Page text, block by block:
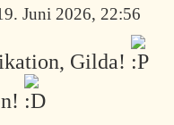
Juni 2026, 22:56
Gilda!